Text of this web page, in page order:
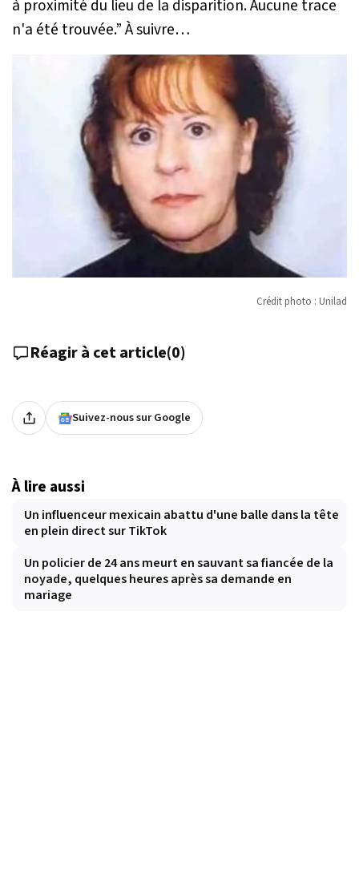
à proximité du lieu de la disparition. Aucune trace
n'a été trouvée.”À suivre…
Crédit photo : Unilad
Réagir à cet article(0)
Suivez-nous sur Google
À lire aussi
Un influenceur mexicain abattu d'une balle dans la tête
en plein direct sur TikTok
Un policier de 24 ans meurt en sauvant sa fiancée de la
noyade, quelques heures après sa demande en
mariage